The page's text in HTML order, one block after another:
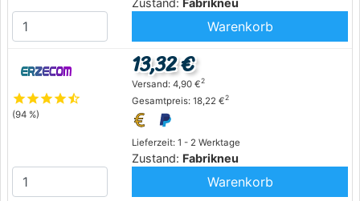
Warenkorb
starstarstarstarstar_half
(94 %)
Lieferzeit: 1 - 2 Werktage
Zustand: Fabrikneu
13,32 €
Versand: 4,90 €2
Gesamtpreis: 18,22 €2
Warenkorb